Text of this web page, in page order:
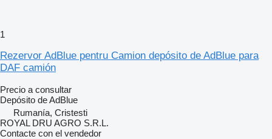
1
Rezervor AdBlue pentru Camion depósito de AdBlue para
DAF camión
Precio a consultar
Depósito de AdBlue
Rumanía, Cristesti
ROYAL DRU AGRO S.R.L.
Contacte con el vendedor